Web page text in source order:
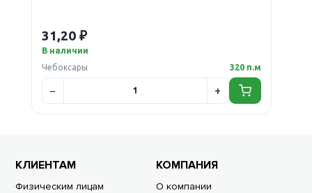
31,20 ₽
В наличии
Чебоксары
320 п.м
КЛИЕНТАМ
Физическим лицам
КОМПАНИЯ
О компании